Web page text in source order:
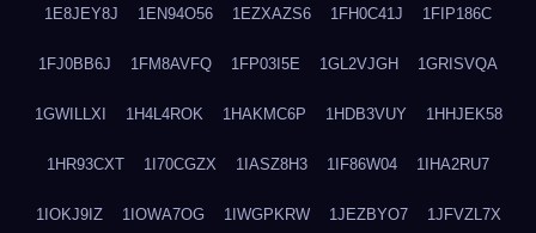
1E8JEY8J 1EN94O56 1EZXAZS6 1FH0C41J 1FIP186C
1FJ0BB6J 1FM8AVFQ 1FP03I5E 1GL2VJGH 1GRISVQA
1GWILLXI 1H4L4ROK 1HAKMC6P 1HDB3VUY 1HHJEK58
1HR93CXT 1I70CGZX 1IASZ8H3 1IF86W04 1IHA2RU7
1IOKJ9IZ 1IOWA7OG 1IWGPKRW 1JEZBYO7 1JFVZL7X